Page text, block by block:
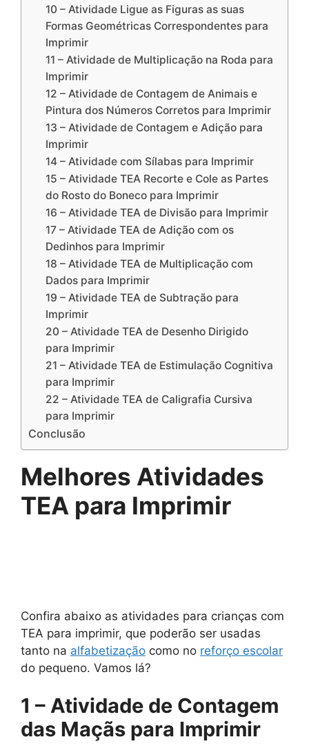
10 – Atividade Ligue as Figuras as suas
Formas Geométricas Correspondentes para
Imprimir
11 – Atividade de Multiplicação na Roda para
Imprimir
12 – Atividade de Contagem de Animais e
Pintura dos Números Corretos para Imprimir
13 – Atividade de Contagem e Adição para
Imprimir
14 – Atividade com Sílabas para Imprimir
15 – Atividade TEA Recorte e Cole as Partes
do Rosto do Boneco para Imprimir
16 – Atividade TEA de Divisão para Imprimir
17 – Atividade TEA de Adição com os
Dedinhos para Imprimir
18 – Atividade TEA de Multiplicação com
Dados para Imprimir
19 – Atividade TEA de Subtração para
Imprimir
20 – Atividade TEA de Desenho Dirigido
para Imprimir
21 – Atividade TEA de Estimulação Cognitiva
para Imprimir
22 – Atividade TEA de Caligrafia Cursiva
para Imprimir
Conclusão
Melhores Atividades
TEA para Imprimir
Confira abaixo as atividades para crianças com
TEA para imprimir, que poderão ser usadas
tanto na alfabetização como no reforço escolar
do pequeno. Vamos lá?
1 – Atividade de Contagem
das Maçãs para Imprimir